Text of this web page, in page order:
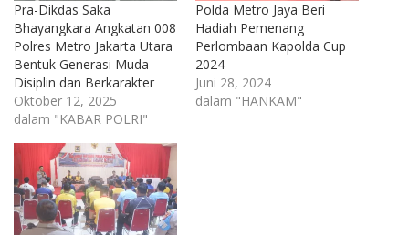
Pra-Dikdas Saka
Bhayangkara Angkatan 008
Polres Metro Jakarta Utara
Bentuk Generasi Muda
Disiplin dan Berkarakter
Oktober 12, 2025
dalam "KABAR POLRI"
Polda Metro Jaya Beri
Hadiah Pemenang
Perlombaan Kapolda Cup
2024
Juni 28, 2024
dalam "HANKAM"